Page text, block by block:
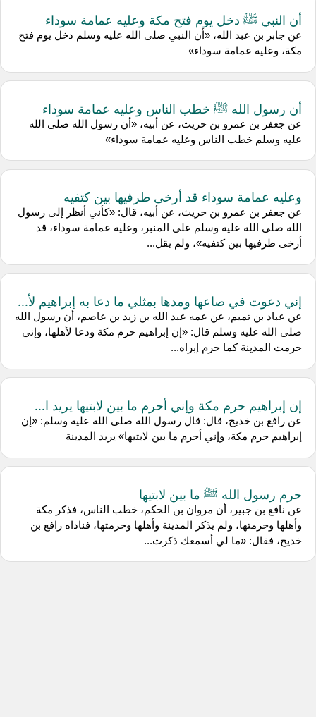
أن النبي ﷺ دخل يوم فتح مكة وعليه عمامة سوداء
عن جابر بن عبد الله، «أن النبي صلى الله عليه وسلم دخل يوم فتح
مكة، وعليه عمامة سوداء»
أن رسول الله ﷺ خطب الناس وعليه عمامة سوداء
عن جعفر بن عمرو بن حريث، عن أبيه، «أن رسول الله صلى الله
عليه وسلم خطب الناس وعليه عمامة سوداء»
وعليه عمامة سوداء قد أرخى طرفيها بين كتفيه
عن جعفر بن عمرو بن حريث، عن أبيه، قال: «كأني أنظر إلى رسول
الله صلى الله عليه وسلم على المنبر، وعليه عمامة سوداء، قد
أرخى طرفيها بين كتفيه»، ولم يقل...
إني دعوت في صاعها ومدها بمثلي ما دعا به إبراهيم لأ...
عن عباد بن تميم، عن عمه عبد الله بن زيد بن عاصم، أن رسول الله
صلى الله عليه وسلم قال: «إن إبراهيم حرم مكة ودعا لأهلها، وإني
حرمت المدينة كما حرم إبراه...
إن إبراهيم حرم مكة وإني أحرم ما بين لابتيها يريد ا...
عن رافع بن خديج، قال: قال رسول الله صلى الله عليه وسلم: «إن
إبراهيم حرم مكة، وإني أحرم ما بين لابتيها» يريد المدينة
حرم رسول الله ﷺ ما بين لابتيها
عن نافع بن جبير، أن مروان بن الحكم، خطب الناس، فذكر مكة
وأهلها وحرمتها، ولم يذكر المدينة وأهلها وحرمتها، فناداه رافع بن
خديج، فقال: «ما لي أسمعك ذكرت...